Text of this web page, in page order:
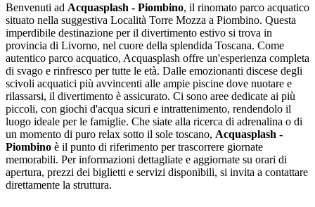
Benvenuti ad Acquasplash - Piombino, il rinomato parco acquatico
situato nella suggestiva Località Torre Mozza a Piombino. Questa
imperdibile destinazione per il divertimento estivo si trova in
provincia di Livorno, nel cuore della splendida Toscana. Come
autentico parco acquatico, Acquasplash offre un'esperienza completa
di svago e rinfresco per tutte le età. Dalle emozionanti discese degli
scivoli acquatici più avvincenti alle ampie piscine dove nuotare e
rilassarsi, il divertimento è assicurato. Ci sono aree dedicate ai più
piccoli, con giochi d'acqua sicuri e intrattenimento, rendendolo il
luogo ideale per le famiglie. Che siate alla ricerca di adrenalina o di
un momento di puro relax sotto il sole toscano, Acquasplash -
Piombino è il punto di riferimento per trascorrere giornate
memorabili. Per informazioni dettagliate e aggiornate su orari di
apertura, prezzi dei biglietti e servizi disponibili, si invita a contattare
direttamente la struttura.